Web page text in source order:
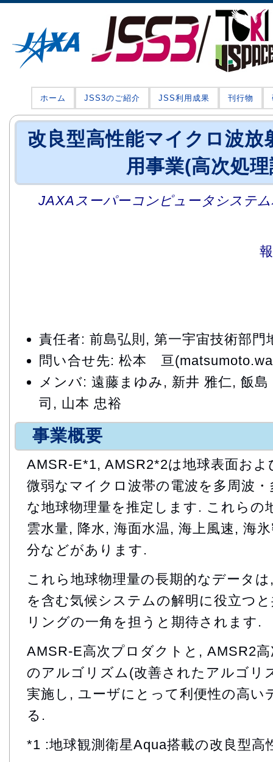
ホーム JSS3のご紹介 JSS利用成果 刊行物
改良型高性能マイクロ波放
用事業(高次処
JAXAスーパーコンピュータシステ
責任者: 前島弘則, 第一宇宙技術部門
問い合せ先: 松本 亘
メンバ: 遠藤まゆみ, 新井 雅仁, 飯
司, 山本 忠裕
事業概要
AMSR-E*1, AMSR2*2は地球表面お
微弱なマイクロ波帯の電波を多周波
な地球物理量を推定します. これらの
雲水量, 降水, 海面水温, 海上風速, 海
分などがあります.
これら地球物理量の長期的なデータ
を含む気候システムの解明に役立つ
リングの一角を担うと期待されます.
AMSR-E高次プロダクトと, AMSR2
のアルゴリズム(改善されたアルゴリ
実施し, ユーザにとって利便性の高い
る.
*1 :地球観測衛星Aqua搭載の改良型高